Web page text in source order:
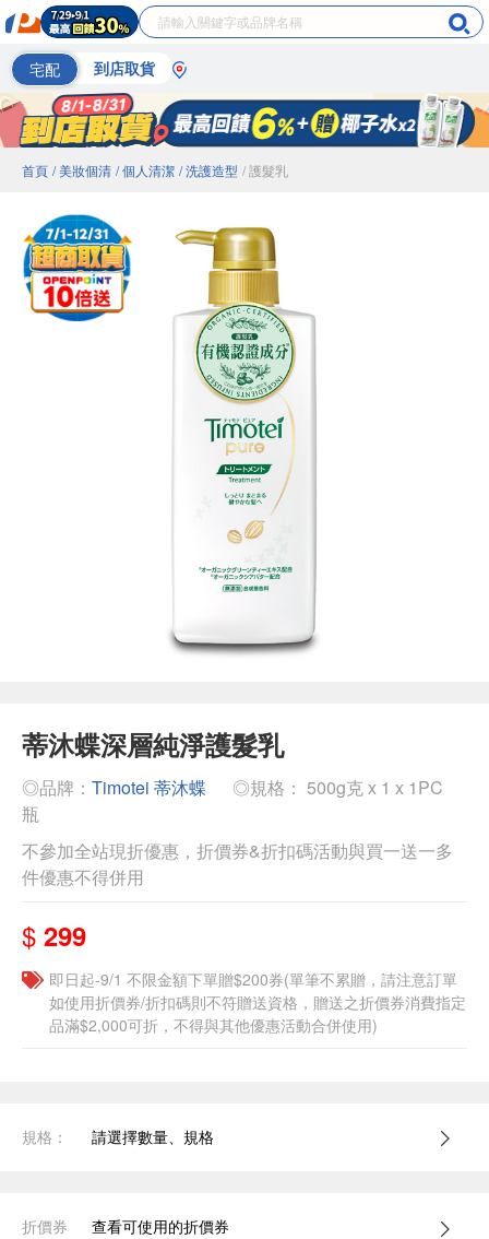
宅配 到店取貨
首頁 / 美妝個清 / 個人清潔 / 洗護造型 / 護髮乳
蒂沐蝶深層純淨護髮乳
◎品牌： Timotei 蒂沐蝶
◎規格： 500g克 x 1 x 1PC
瓶
不參加全站現折優惠，折價券&折扣碼活動與買一送一多
件優惠不得併用
$ 299
即日起-9/1 不限金額下單贈$200券(單筆不累贈，請注意訂單
如使用折價券/折扣碼則不符贈送資格，贈送之折價券消費指定
品滿$2,000可折，不得與其他優惠活動合併使用)
規格： 請選擇數量、規格
折價券 查看可使用的折價券